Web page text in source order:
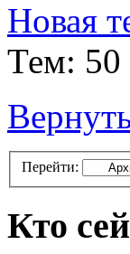
Новая
Тем: 50
Перейти:
Кто